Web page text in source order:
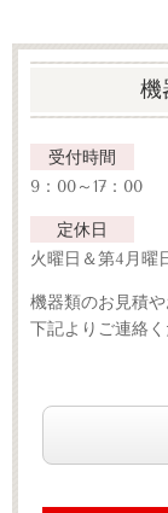
機
受付時間
9：00～17：00
定休日
火曜日＆第4月曜
機器類のお見積や
下記よりご連絡く